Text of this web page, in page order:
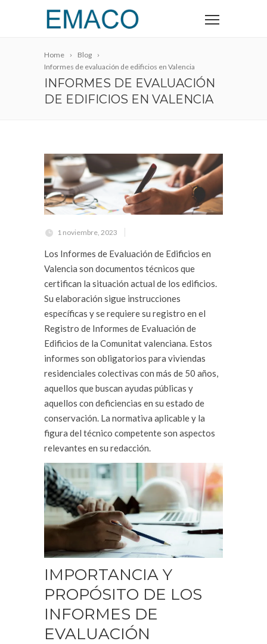
Home
Blog
Informes de evaluación de edificios en Valencia
INFORMES DE EVALUACIÓN
DE EDIFICIOS EN VALENCIA
1 noviembre, 2023
Los Informes de Evaluación de Edificios en
Valencia son documentos técnicos que
certifican la situación actual de los edificios.
Su elaboración sigue instrucciones
específicas y se requiere su registro en el
Registro de Informes de Evaluación de
Edificios de la Comunitat valenciana. Estos
informes son obligatorios para viviendas
residenciales colectivas con más de 50 años,
aquellos que buscan ayudas públicas y
aquellos con deficiencias en su estado de
conservación. La normativa aplicable y la
figura del técnico competente son aspectos
relevantes en su redacción.
IMPORTANCIA Y
PROPÓSITO DE LOS
INFORMES DE
EVALUACIÓN